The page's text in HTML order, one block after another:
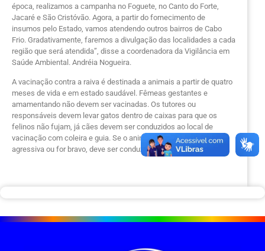
época, realizamos a campanha no Foguete, no Canto do Forte,
Jacaré e São Cristóvão. Agora, a partir do fornecimento de
insumos pelo Estado, vamos atendendo outros bairros de Cabo
Frio. Gradativamente, faremos a divulgação das localidades a cada
região que será atendida”, disse a coordenadora da Vigilância em
Saúde Ambiental. Andréia Nogueira.
A vacinação contra a raiva é destinada a animais a partir de quatro
meses de vida e em estado saudável. Fêmeas gestantes e
amamentando não devem ser vacinadas. Os tutores ou
responsáveis devem levar gatos dentro de caixas para que os
felinos não fujam, já cães devem ser conduzidos ao local de
vacinação com coleira e guia. Se o animal apresentar conduta
agressiva ou for bravo, deve ser conduzido com focinheira.